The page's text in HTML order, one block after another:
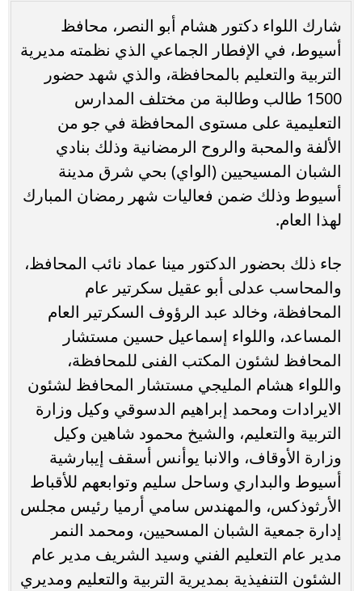
شارك اللواء دكتور هشام أبو النصر، محافظ
أسيوط، في الإفطار الجماعي الذي نظمته مديرية
التربية والتعليم بالمحافظة، والذي شهد حضور
1500 طالب وطالبة من مختلف المدارس
التعليمية على مستوى المحافظة في جو من
الألفة والمحبة والروح الرمضانية وذلك بنادي
الشبان المسيحيين (الواي) بحي شرق مدينة
أسيوط وذلك ضمن فعاليات شهر رمضان المبارك
لهذا العام.
جاء ذلك بحضور الدكتور مينا عماد نائب المحافظ،
والمحاسب عدلى أبو عقيل سكرتير عام
المحافظة، وخالد عبد الرؤوف السكرتير العام
المساعد، واللواء إسماعيل حسين مستشار
المحافظ لشئون المكتب الفنى للمحافظة،
واللواء هشام المليجي مستشار المحافظ لشئون
الايرادات ومحمد إبراهيم الدسوقي وكيل وزارة
التربية والتعليم، والشيخ محمود شاهين وكيل
وزارة الأوقاف، والانبا يوأنس أسقف إيبارشية
أسيوط والبداري وساحل سليم وتوابعهم للأقباط
الأرثوذكس، والمهندس سامي أرميا رئيس مجلس
إدارة جمعية الشبان المسحيين، ومحمد النمر
مدير عام التعليم الفني وسيد الشريف مدير عام
الشئون التنفيذية بمديرية التربية والتعليم ومديري